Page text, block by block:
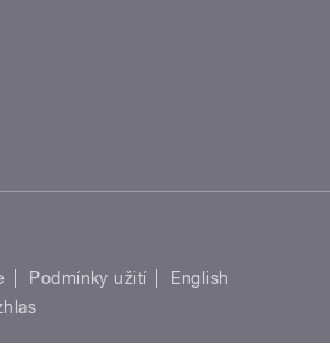
Podmínky užití
English